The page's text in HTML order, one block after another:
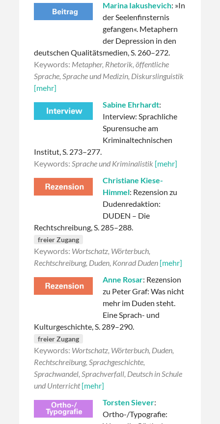
Marina Iakushevich: »In
der Seelenfinsternis
gefangen«. Metaphern
der Depression in den
deutschen Qualitätsmedien, S. 260–272.
Keywords: Metapher, Rhetorik, öffentliche
Sprache, Sprache und Medizin, Diskurslinguistik
[mehr]
Sabine Ehrhardt:
Interview: Sprachliche
Spurensuche am
Kriminaltechnischen
Institut, S. 273–277.
Keywords: Sprache und Kriminalistik [mehr]
Christiane Kiese-
Himmel: Rezension zu
Dudenredaktion:
DUDEN – Die
Rechtschreibung, S. 285–288.
freier Zugang
Keywords: Wortschatz, Wörterbuch,
Rechtschreibung, Duden, Konrad Duden [mehr]
Anne Rosar: Rezension
zu Peter Graf: Was nicht
mehr im Duden steht.
Eine Sprach- und
Kulturgeschichte, S. 289–290.
freier Zugang
Keywords: Wortschatz, Wörterbuch, Duden,
Rechtschreibung, Sprachgeschichte,
Sprachwandel, Sprachverfall, Deutsch in Schule
und Unterricht [mehr]
Torsten Siever:
Ortho-/Typografie: